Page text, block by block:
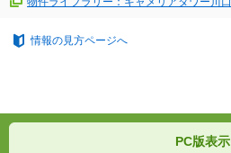
情報の見方ページへ
PC版表示